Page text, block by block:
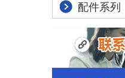
配件系列